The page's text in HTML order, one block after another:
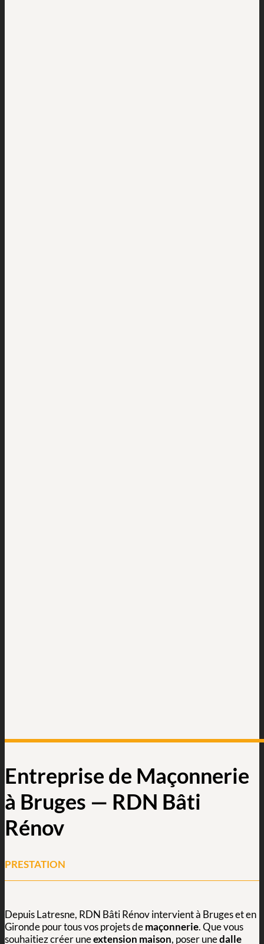
Entreprise de Maçonnerie
à Bruges — RDN Bâti
Rénov
PRESTATION
Depuis Latresne, RDN Bâti Rénov intervient à Bruges et en
Gironde pour tous vos projets demaçonnerie. Que vous
souhaitiez créer uneextension maison, poser unedalle